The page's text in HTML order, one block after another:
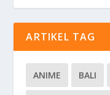
ARTIKEL TAG
ANIME BALI